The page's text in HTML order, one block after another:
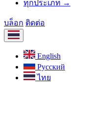
ทุกประเภท →
บล็อก ติดต่อ
English
Русский
ไทย